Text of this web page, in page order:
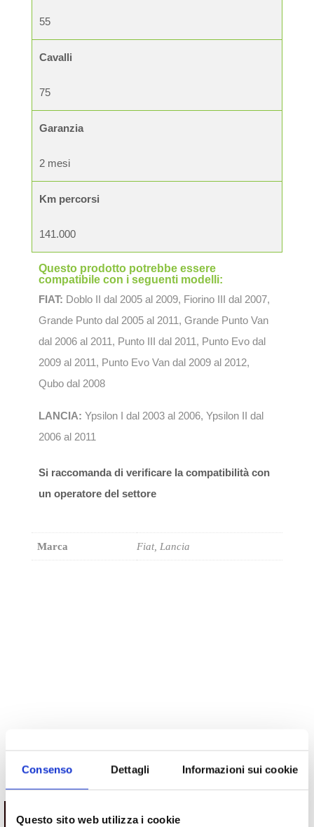
Consenso Dettagli Informazioni sui cookie
Questo sito web utilizza i cookie
55
Cavalli
75
Garanzia
2 mesi
Km percorsi
141.000
Questo prodotto potrebbe essere
compatibile con i seguenti modelli:
FIAT: Doblo II dal 2005 al 2009, Fiorino III dal 2007,
Grande Punto dal 2005 al 2011, Grande Punto Van
dal 2006 al 2011, Punto III dal 2011, Punto Evo dal
2009 al 2011, Punto Evo Van dal 2009 al 2012,
Qubo dal 2008
LANCIA: Ypsilon I dal 2003 al 2006, Ypsilon II dal
2006 al 2011
Si raccomanda di verificare la compatibilità con
un operatore del settore
Marca Fiat, Lancia
Potrebbe interessarti
VERIFICA LA DISPONIBILITÀ